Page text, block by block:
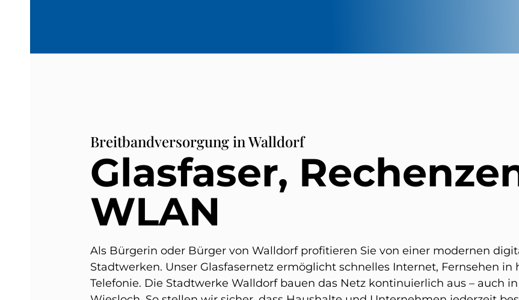
Breitbandversorgung in Walldorf
Glasfaser,
WLAN
Als Bürgerin oder Bürger von Walldorf profitieren Sie von einer modernen
Stadtwerken. Unser Glasfasernetz ermöglicht schnelles Internet, Fernsehen
Telefonie. Die Stadtwerke Walldorf bauen das Netz kontinuierlich aus – auch